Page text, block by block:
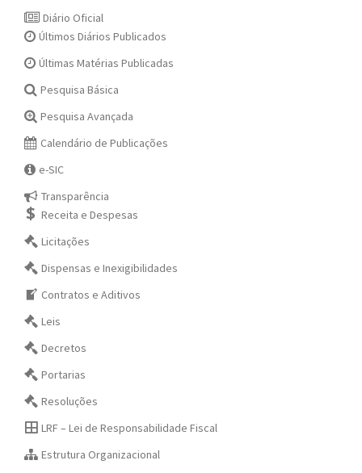
Diário Oficial
Últimos Diários Publicados
Últimas Matérias Publicadas
Pesquisa Básica
Pesquisa Avançada
Calendário de Publicações
e-SIC
Transparência
Receita e Despesas
Licitações
Dispensas e Inexigibilidades
Contratos e Aditivos
Leis
Decretos
Portarias
Resoluções
LRF – Lei de Responsabilidade Fiscal
Estrutura Organizacional